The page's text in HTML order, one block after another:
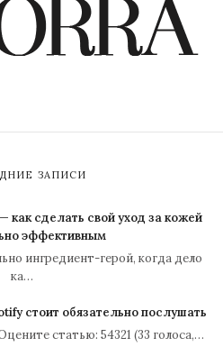
ЗАПИСИ
сделать свой уход за кожей
эффективным
ингредиент-герой, когда дело
ка…
стоит обязательно послушать
статью: 54321 (33 голоса,…